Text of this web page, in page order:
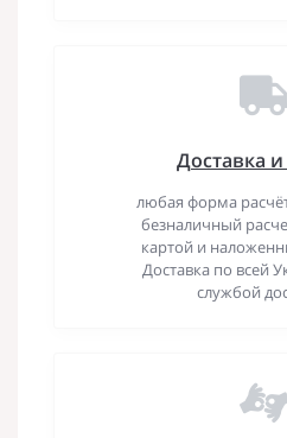
Доставка
любая форма
безналичный
картой и
Доставка по всей
службой